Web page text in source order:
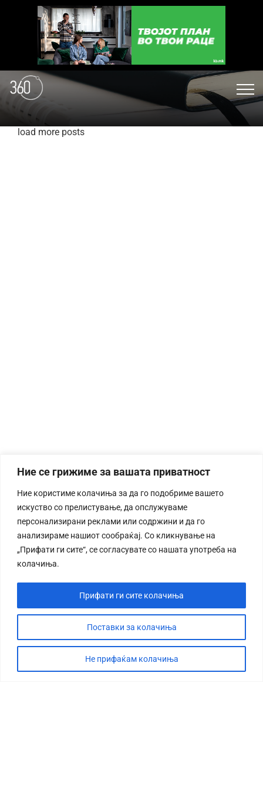
Ние се грижиме за вашата приватност
Ние користиме колачиња за да го подобриме вашето
искуство со прелистување, да опслужуваме
персонализирани реклами или содржини и да го
анализираме нашиот сообраќај. Со кликнување на
„Прифати ги сите“, се согласувате со нашата употреба на
колачиња.
Поставки за колачиња
Не прифаќам колачиња
Прифати ги сите колачиња
load more posts
СТОРИЈА
ДЕБАТА